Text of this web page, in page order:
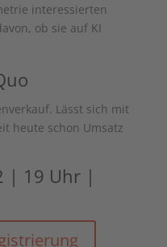
interessierten
ob sie auf KI
Lässt sich mit
heute schon Umsatz
| 19 Uhr |